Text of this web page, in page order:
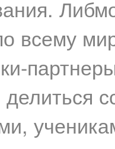
всему